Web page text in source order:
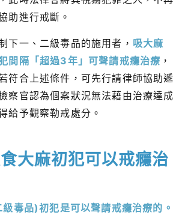
助進行戒斷。
下一、二級毒品的施用者， 吸大麻
間隔「超過3年」可聲請戒癮治療 ，
符合上述條件，可先行請律師協助遞
察官認為個案狀況無法藉由治療達成
給予觀察勒戒處分。
大麻初犯可以戒癮治
毒品)初犯是可以聲請戒癮治療的。